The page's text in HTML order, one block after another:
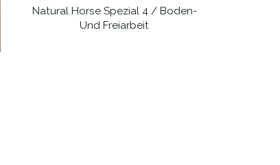
WEITERLESEN
Natural Horse Spezial 4 / Boden-
Und Freiarbeit